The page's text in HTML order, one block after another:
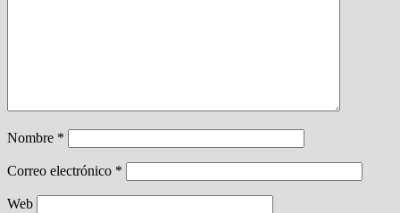
Nombre *
Correo electrónico *
Web